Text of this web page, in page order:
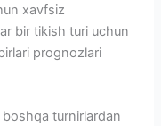
xavfsiz
bir tikish turi uchun
prognozlari
turnirlardan